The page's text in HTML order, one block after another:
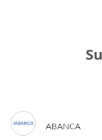
ABANCA